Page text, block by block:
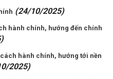
(24/10/2025)
hành chính, hướng đến chính
hành chính, hướng tới nền
2025)